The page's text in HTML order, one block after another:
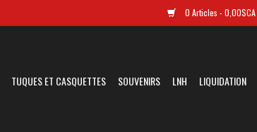
0 Articles - 0,00$CA
TUQUES ET CASQUETTES SOUVENIRS LNH LIQUIDATION